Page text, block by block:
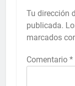
Tu dirección
publicada.
marcados
Comentario *